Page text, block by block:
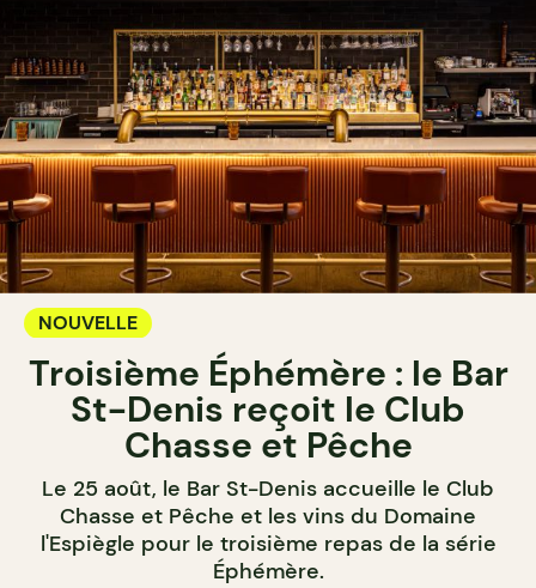
NOUVELLE
Troisième Éphémère : le Bar
St-Denis reçoit le Club
Chasse et Pêche
Le 25 août, le Bar St-Denis accueille le Club
Chasse et Pêche et les vins du Domaine
l'Espiègle pour le troisième repas de la série
Éphémère.